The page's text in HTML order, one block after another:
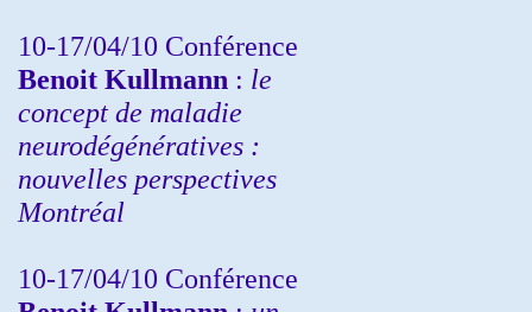
10-17/04/10 Conférence
Benoit Kullmann : le
concept de maladie
neurodégénératives :
nouvelles perspectives
Montréal
10-17/04/10 Conférence